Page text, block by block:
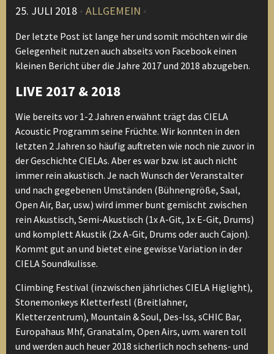
25. JULI 2018 • ALLGEMEIN •
Der letzte Post ist lange her und somit möchten wir die
Gelegenheit nutzen auch abseits von Facebook einen
kleinen Bericht über die Jahre 2017 und 2018 abzugeben.
LIVE 2017 & 2018
Wie bereits vor 1-2 Jahren erwähnt trägt das CIELA
Acoustic Programm seine Früchte. Wir konnten in den
letzten 2 Jahren so häufig auftreten wie noch nie zuvor in
der Geschichte CIELAs. Aber es war bzw. ist auch nicht
immer rein akustisch. Je nach Wunsch der Veranstalter
und nach gegebenen Umständen (Bühnengröße, Saal,
Open Air, Bar, usw.) wird immer bunt gemischt zwischen
rein Akustisch, Semi-Akustisch (1x A-Git, 1x E-Git, Drums)
und komplett Akustik (2x A-Git, Drums oder auch Cajon).
Kommt gut an und bietet eine gewisse Variation in der
CIELA Soundkulisse.
Climbing Festival (inzwischen jährliches CIELA Higlight),
Stonemonkeys Kletterfestl (Breitlahner,
Kletterzentrum), Mountain & Soul, Des-Iss, sCHIC Bar,
Europahaus Mhf, Granatalm, Open Airs, uvm. waren toll
und werden auch heuer 2018 sicherlich noch sehens- und